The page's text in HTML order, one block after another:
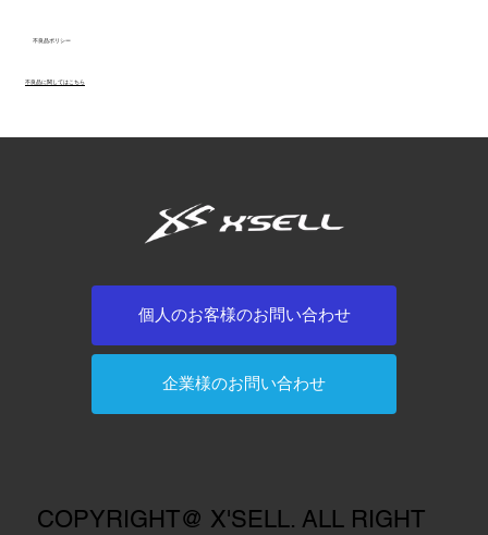
不良品ポリシー
不良品に関してはこちら
COPYRIGHT@ X'SELL. ALL RIGHT
個人のお客様のお問い合わせ
企業様のお問い合わせ